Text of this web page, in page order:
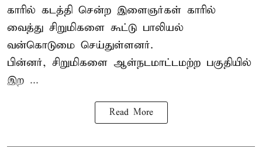
காரில் கடத்தி சென்ற இளைஞர்கள் காரில்
வைத்து சிறுமிகளை கூட்டு பாலியல்
வன்கொடுமை செய்துள்ளனர்.
பின்னர், சிறுமிகளை ஆள்நடமாட்டமற்ற பகுதியில்
இற ...
Read More